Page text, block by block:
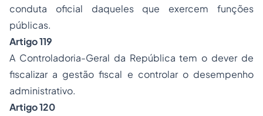
conduta oficial daqueles que exercem funções
públicas.
Artigo 119
A Controladoria-Geral da República tem o dever de
fiscalizar a gestão fiscal e controlar o desempenho
administrativo.
Artigo 120